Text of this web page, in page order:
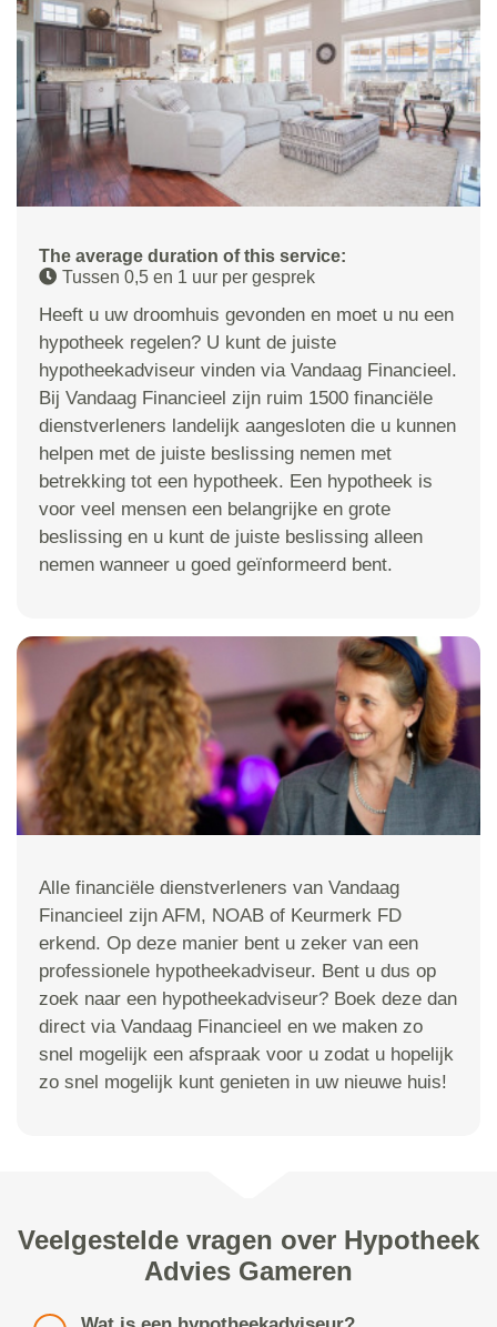
The average duration of this service:
Tussen 0,5 en 1 uur per gesprek
Heeft u uw droomhuis gevonden en moet u nu een
hypotheek regelen? U kunt de juiste
hypotheekadviseur vinden via Vandaag Financieel.
Bij Vandaag Financieel zijn ruim 1500 financiële
dienstverleners landelijk aangesloten die u kunnen
helpen met de juiste beslissing nemen met
betrekking tot een hypotheek. Een hypotheek is
voor veel mensen een belangrijke en grote
beslissing en u kunt de juiste beslissing alleen
nemen wanneer u goed geïnformeerd bent.
Alle financiële dienstverleners van Vandaag
Financieel zijn AFM, NOAB of Keurmerk FD
erkend. Op deze manier bent u zeker van een
professionele hypotheekadviseur. Bent u dus op
zoek naar een hypotheekadviseur? Boek deze dan
direct via Vandaag Financieel en we maken zo
snel mogelijk een afspraak voor u zodat u hopelijk
zo snel mogelijk kunt genieten in uw nieuwe huis!
Veelgestelde vragen over Hypotheek
Advies Gameren